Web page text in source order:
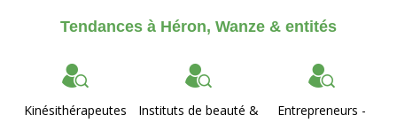
Tendances à Héron, Wanze & entités
Kinésithérapeutes
Instituts de beauté &
Entrepreneurs -